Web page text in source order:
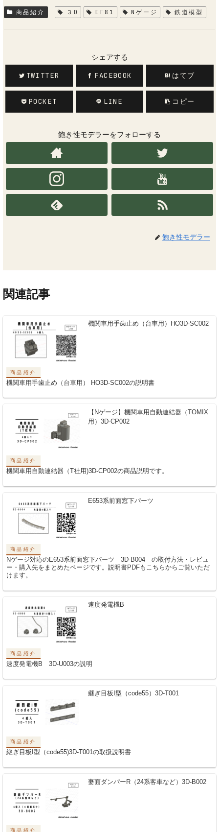
商品紹介 ３D EF81 Nゲージ 鉄道模型
シェアする
TWITTER FACEBOOK はてブ
POCKET LINE コピー
飽き性モデラーをフォローする
飽き性モデラー
関連記事
商品紹介
機関車用手歯止め（台車用）HO3D-SC002
機関車用手歯止め（台車用） HO3D-SC002の説明書
商品紹介
【Nゲージ】機関車用自動連結器（TOMIX
用）3D-CP002
機関車用自動連結器（T社用)3D-CP002の商品説明です。
商品紹介
E653系前面窓下パーツ
Nゲージ対応のE653系前面窓下パーツ 3D-B004 の取付方法・レビュ
ー・購入先をまとめたページです。説明書PDFもこちらからご覧いただ
けます。
商品紹介
速度発電機B
速度発電機B 3D-U003の説明
商品紹介
継ぎ目板I型（code55）3D-T001
継ぎ目板I型（code55)3D-T001の取扱説明書
商品紹介
妻面ダンパーR（24系客車など）3D-B002